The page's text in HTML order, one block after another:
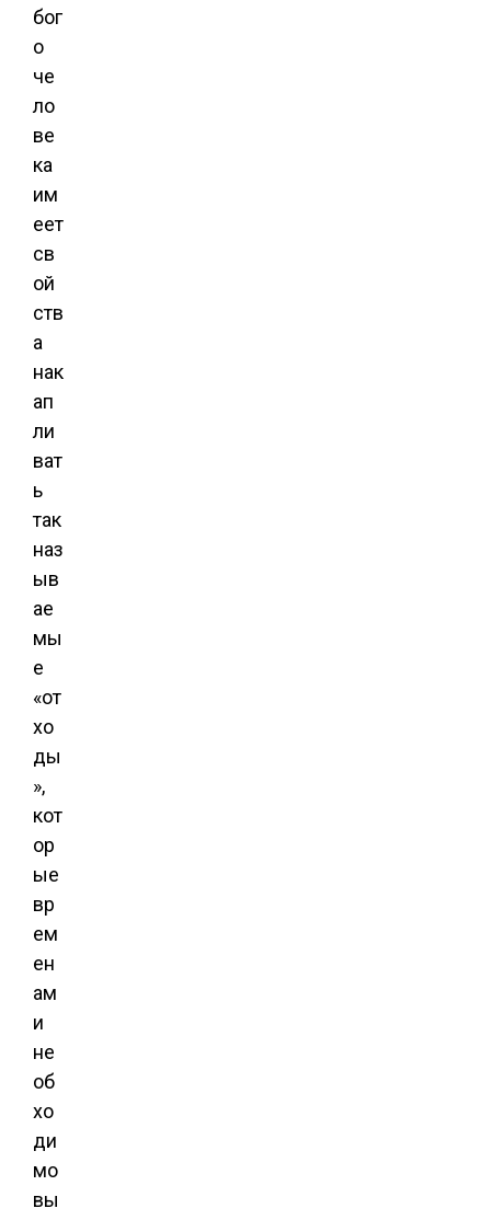
бог
о
че
ло
ве
ка
им
еет
св
ой
ств
а
нак
ап
ли
ват
ь
так
наз
ыв
ае
мы
е
«от
хо
ды
»,
кот
ор
ые
вр
ем
ен
ам
и
не
об
хо
ди
мо
вы